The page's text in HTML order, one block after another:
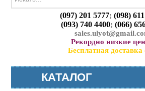
(097) 201 5777;(098)
(093) 740 4400;(066)
Рекордно низкие
Бесплатная доставка
КАТАЛОГ